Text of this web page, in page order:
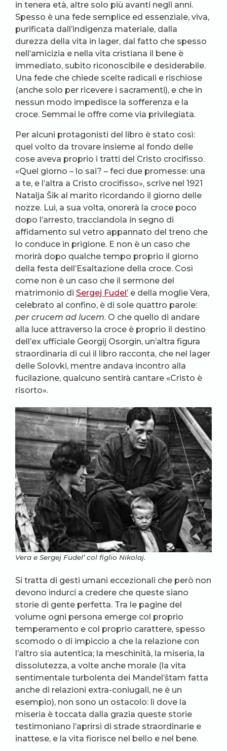
in tenera età, altre solo più avanti negli anni.
Spesso è una fede semplice ed essenziale, viva,
purificata dall’indigenza materiale, dalla
durezza della vita in lager, dal fatto che spesso
nell’amicizia e nella vita cristiana il bene è
immediato, subito riconoscibile e desiderabile.
Una fede che chiede scelte radicali e rischiose
(anche solo per ricevere i sacramenti), e che in
nessun modo impedisce la sofferenza e la
croce. Semmai le offre come via privilegiata.
Per alcuni protagonisti del libro è stato così:
quel volto da trovare insieme al fondo delle
cose aveva proprio i tratti del Cristo crocifisso.
«Quel giorno – lo sai? – feci due promesse: una
a te, e l’altra a Cristo crocifisso», scrive nel 1921
Natalja Šik al marito ricordando il giorno delle
nozze. Lui, a sua volta, onorerà la croce poco
dopo l’arresto, tracciandola in segno di
affidamento sul vetro appannato del treno che
lo conduce in prigione. E non è un caso che
morirà dopo qualche tempo proprio il giorno
della festa dell’Esaltazione della croce. Così
come non è un caso che il sermone del
matrimonio di Sergej Fudel’ e della moglie Vera,
celebrato al confino, è di sole quattro parole:
per crucem ad lucem. O che quello di andare
alla luce attraverso la croce è proprio il destino
dell’ex ufficiale Georgij Osorgin, un’altra figura
straordinaria di cui il libro racconta, che nel lager
delle Solovki, mentre andava incontro alla
fucilazione, qualcuno sentirà cantare «Cristo è
risorto».
Vera e Sergej Fudel’ col figlio Nikolaj.
Si tratta di gesti umani eccezionali che però non
devono indurci a credere che queste siano
storie di gente perfetta. Tra le pagine del
volume ogni persona emerge col proprio
temperamento e col proprio carattere, spesso
scomodo o di impiccio a che la relazione con
l’altro sia autentica; la meschinità, la miseria, la
dissolutezza, a volte anche morale (la vita
sentimentale turbolenta dei Mandel’štam fatta
anche di relazioni extra-coniugali, ne è un
esempio), non sono un ostacolo: lì dove la
miseria è toccata dalla grazia queste storie
testimoniano l’aprirsi di strade straordinarie e
inattese, e la vita fiorisce nel bello e nel bene.